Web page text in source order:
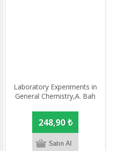
Laboratory Experiments in
General Chemistry,A. Bah
248,90 ₺